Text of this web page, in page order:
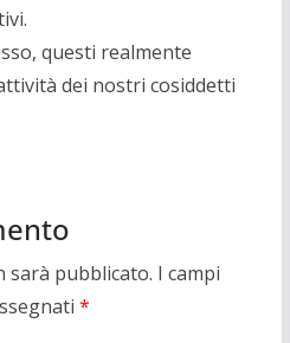
questi realmente
dei nostri cosiddetti
sarà pubblicato. I campi
*